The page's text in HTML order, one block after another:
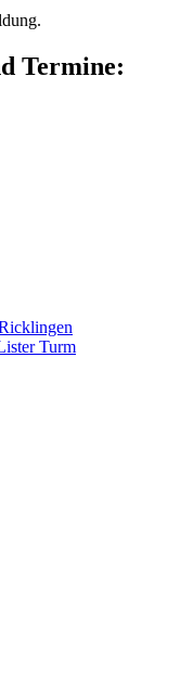
Termine:
Turm